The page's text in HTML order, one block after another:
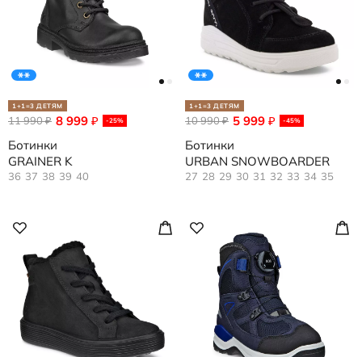
1+1=3 ДЕТЯМ
8 999 ₽ -25%
11 990₽
Ботинки
GRAINER K
36 37 38 39 40
1+1=3 ДЕТЯМ
5 999 ₽ -45%
10 990₽
Ботинки
URBAN SNOWBOARDER
27 28 29 30 31 32 33 34 35